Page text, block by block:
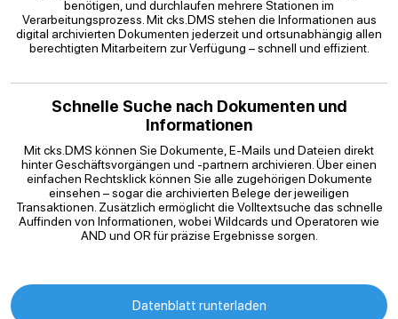
benötigen, und durchlaufen mehrere Stationen im
Verarbeitungsprozess. Mit cks.DMS stehen die Informationen aus
digital archivierten Dokumenten jederzeit und ortsunabhängig allen
berechtigten Mitarbeitern zur Verfügung – schnell und effizient.
Schnelle Suche nach Dokumenten und
Informationen
Mit cks.DMS können Sie Dokumente, E-Mails und Dateien direkt
hinter Geschäftsvorgängen und -partnern archivieren. Über einen
einfachen Rechtsklick können Sie alle zugehörigen Dokumente
einsehen – sogar die archivierten Belege der jeweiligen
Transaktionen. Zusätzlich ermöglicht die Volltextsuche das schnelle
Auffinden von Informationen, wobei Wildcards und Operatoren wie
AND und OR für präzise Ergebnisse sorgen.
Datenblatt runterladen